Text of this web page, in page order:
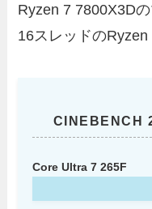
Ryzen 7 7800X3D
16スレッドのRyzen
CINEBENCH
Core Ultra 7 265F